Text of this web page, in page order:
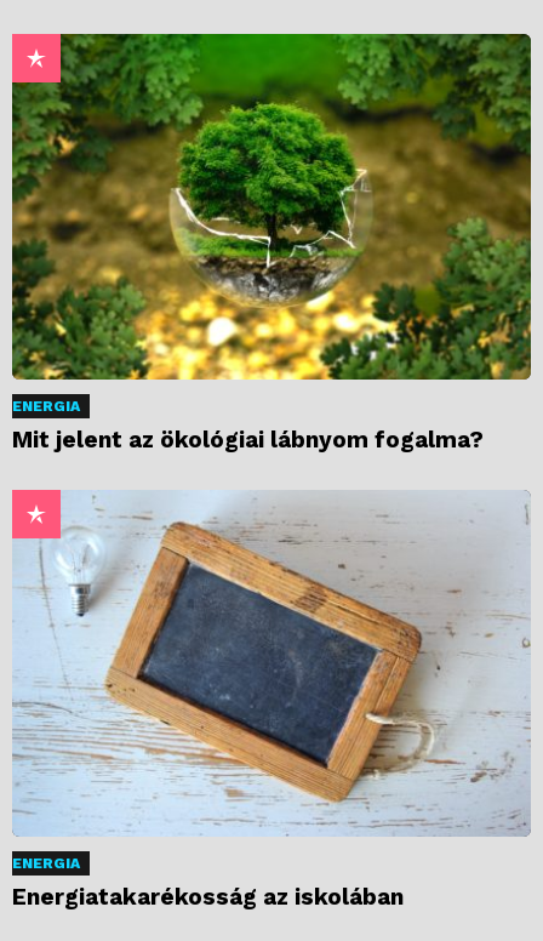
ENERGIA
Mit jelent az ökológiai lábnyom fogalma?
ENERGIA
Energiatakarékosság az iskolában